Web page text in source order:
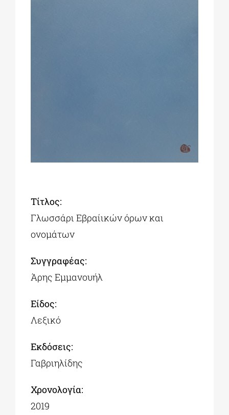
ΕΚΔΗΛΩΣΕΙΣ
Tίτλος:
Γλωσσάρι Εβραίικών όρων και
ονομάτων
Συγγραφέας:
Άρης Εμμανουήλ
Είδος:
Λεξικό
Εκδόσεις:
Γαβριηλίδης
Χρονολογία:
2019